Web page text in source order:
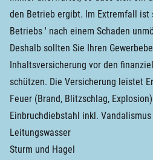
den Betrieb ergibt. Im Extremfall ist
Betriebs ' nach einem Schaden
Deshalb sollten Sie Ihren
Inhaltsversicherung vor den
schützen. Die Versicherung leistet
Feuer (Brand, Blitzschlag, Explosion)
Einbruchdiebstahl inkl. Vandalismus
Leitungswasser
Sturm und Hagel